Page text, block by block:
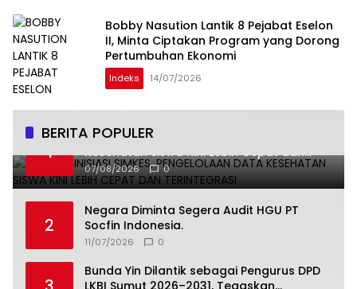
Bobby Nasution Lantik 8 Pejabat Eselon
II, Minta Ciptakan Program yang Dorong
Pertumbuhan Ekonomi
Indeks 14/07/2026
BERITA POPULER
1
Undhira Inisiasi SIMKES, Pengelolaan Data
Kesehatan Siswa Kini Lebih Cepat dan
Terintegrasi
07/08/2026 0
2
Negara Diminta Segera Audit HGU PT
Socfin Indonesia.
11/07/2026 0
Bunda Yin Dilantik sebagai Pengurus DPD
LKBI Sumut 2026–2031, Tegaskan